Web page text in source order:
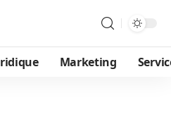
Marketing